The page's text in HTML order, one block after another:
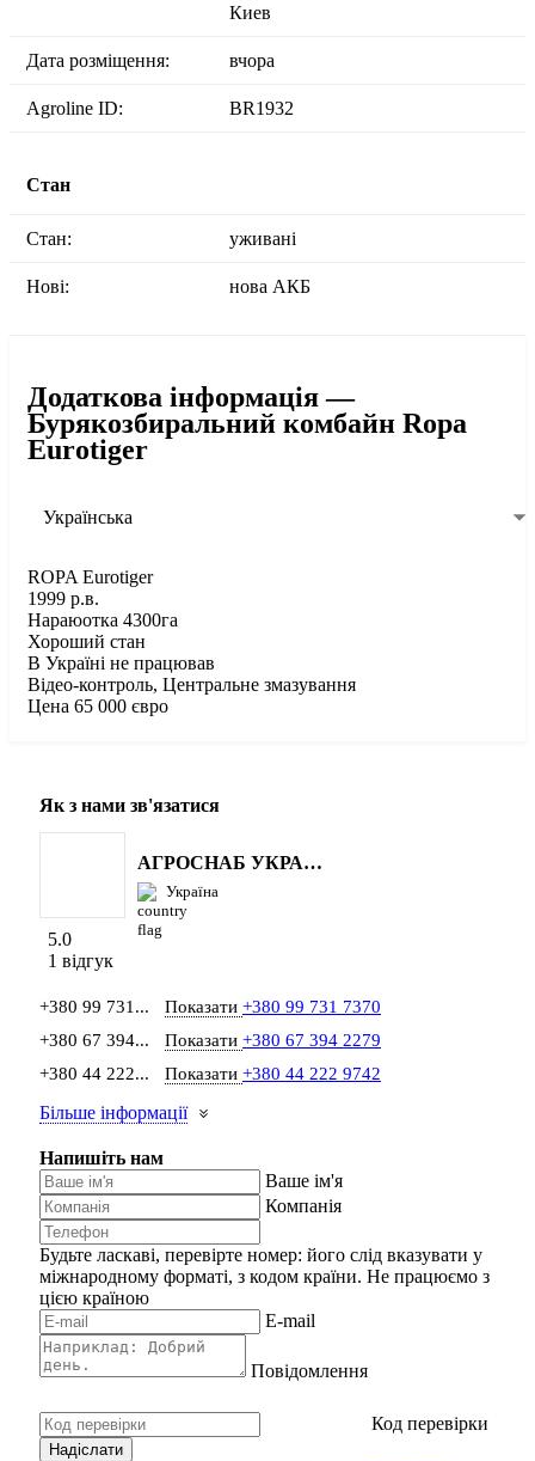
Киев
Дата розміщення: вчора
Agroline ID: BR1932
Стан
Стан: уживані
Нові: нова АКБ
Додаткова інформація —
Бурякозбиральний комбайн Ropa
Eurotiger
Українська
ROPA Eurotiger
1999 р.в.
Нараюотка 4300га
Хороший стан
В Україні не працював
Відео-контроль, Центральне змазування
Цена 65 000 євро
Як з нами зв'язатися
АГРОСНАБ УКРАЇНА
Україна
5.0
1 відгук
+380 99 731... Показати +380 99 731 7370
+380 67 394...
Показати +380 67 394 2279
+380 44 222...
Показати +380 44 222 9742
Більше інформації
Напишіть нам
Ваше ім'я
Компанія
Будьте ласкаві, перевірте номер: його слід вказувати у
міжнародному форматі, з кодом країни. Не працюємо з
цією країною
E-mail
Повідомлення
Код перевірки